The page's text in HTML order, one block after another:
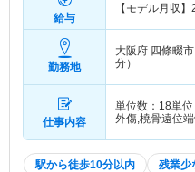
給与
【モデル月収】
勤務地
大阪府 四條畷市
分）
仕事内容
単位数：18単
外傷,橈骨遠位
駅から徒歩10分以内 残業少